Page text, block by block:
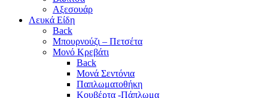
Αξεσουάρ
Λευκά Είδη
Back
Μπουρνούζι – Πετσέτα
Μονό Κρεβάτι
Back
Μονά Σεντόνια
Παπλωματοθήκη
Κουβέρτα -Πάπλωμα